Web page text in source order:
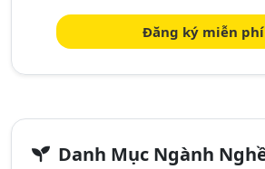
Đăng ký miễn
Danh Mục Ngành